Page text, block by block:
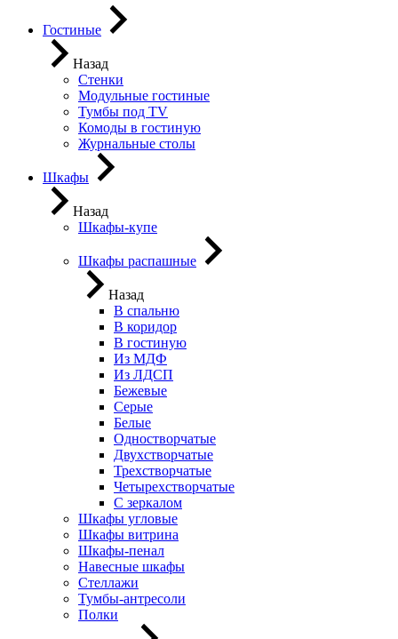
Гостиные
Назад
Стенки
Модульные гостиные
Тумбы под ТV
Комоды в гостиную
Журнальные столы
Шкафы
Назад
Шкафы-купе
Шкафы распашные
Назад
В спальню
В коридор
В гостиную
Из МДФ
Из ЛДСП
Бежевые
Серые
Белые
Одностворчатые
Двухстворчатые
Трехстворчатые
Четырехстворчатые
С зеркалом
Шкафы угловые
Шкафы витрина
Шкафы-пенал
Навесные шкафы
Стеллажи
Тумбы-антресоли
Полки